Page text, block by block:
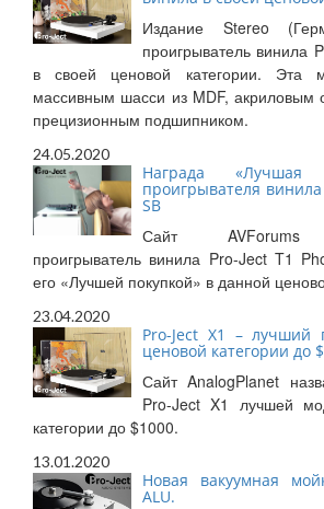
Издание Stereo
проигрыватель винила
в своей ценовой категории. Эта
массивным шасси из MDF, акриловым
прецизионным подшипником.
24.05.2020
Награда «Лучшая
проигрывателя
SB
Сайт AVForums
проигрыватель винила Pro-Ject T1
его «Лучшей покупкой» в данной
23.04.2020
Pro-Ject X1 – лучший
ценовой категории до
Сайт AnalogPlanet
Pro-Ject X1 лучшей
категории до $1000.
13.01.2020
Новая вакуумная
ALU.